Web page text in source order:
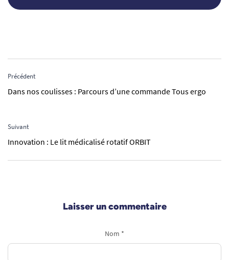
Précédent
Dans nos coulisses : Parcours d’une commande Tous ergo
Suivant
Innovation : Le lit médicalisé rotatif ORBIT
Laisser un commentaire
Nom *